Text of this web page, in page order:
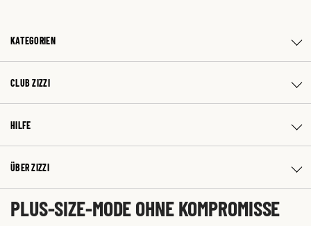
KATEGORIEN
CLUB ZIZZI
HILFE
ÜBER ZIZZI
PLUS-SIZE-MODE OHNE KOMPROMISSE